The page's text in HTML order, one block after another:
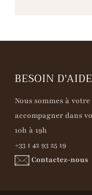
BESOIN
Nous sommes à
accompagner dans
10h à 19h
+33 1 42 93 25 19
Contactez-nous